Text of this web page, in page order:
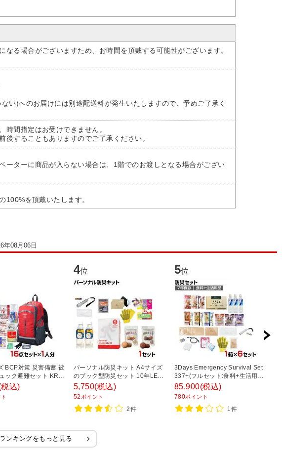
なる場合がございますため、お時間を頂戴する可能性がございます。
い)へのお届けには別途配送料が発生いたしますので、予めご了承く
時間指定はお受けできません。
することもありますのでご了承ください。
ーターに商品が入らない場合は、1階でのお渡しとなる場合がござい
100%を頂戴いたします。
年08月06日
BCP対策 災害備蓄 被
ック避難セット KRH-
セット
税込)
4位
パーソナル防災キット A4サイズ
のブック型防災セット 10年LED
ライト・水・食糧・簡易トイレ入
り
5,750(税込)
52 ポイント
2件
5位
3Days Emergency Survival Set
337+(フルセット:食料+生活用品)
72時間 BCP 事業継続計画 7年保
存 防災セット 6箱セット 3D-
EMGSS-6
85,900(税込)
780ポイント
1件
ンキングをもっと見る